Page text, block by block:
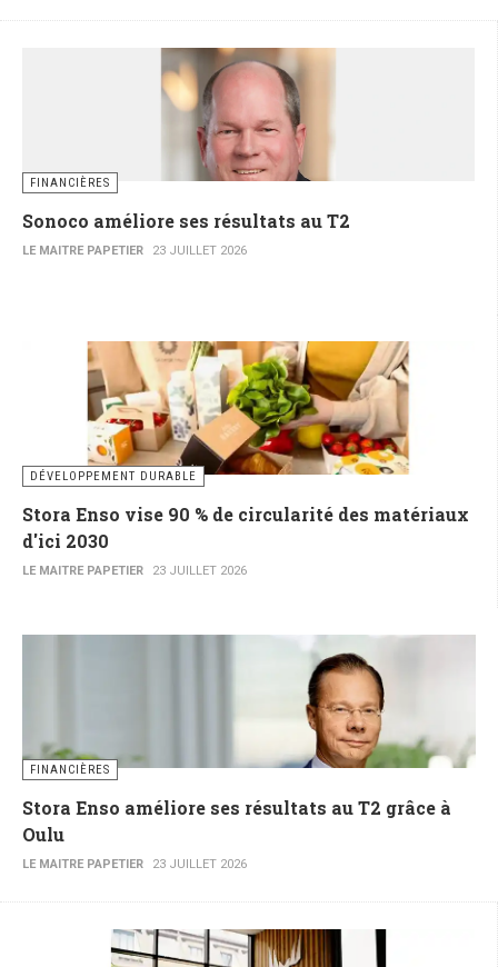
FINANCIÈRES
Sonoco améliore ses résultats au T2
LE MAITRE PAPETIER 23 JUILLET 2026
DÉVELOPPEMENT DURABLE
Stora Enso vise 90 % de circularité des matériaux
d'ici 2030
LE MAITRE PAPETIER 23 JUILLET 2026
FINANCIÈRES
Stora Enso améliore ses résultats au T2 grâce à
Oulu
LE MAITRE PAPETIER 23 JUILLET 2026